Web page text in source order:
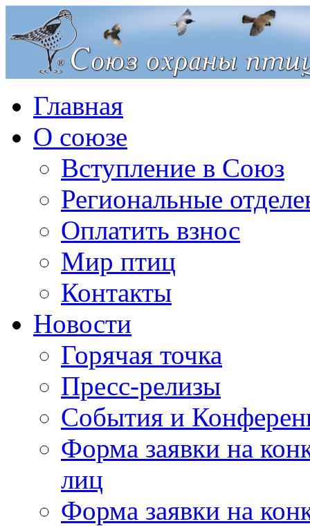
Главная
О союзе
Вступление в Союз
Региональные
Оплатить взнос
Мир птиц
Контакты
Новости
Горячая точка
Пресс-релизы
События и
Форма заявки на
лиц
Форма заявки на